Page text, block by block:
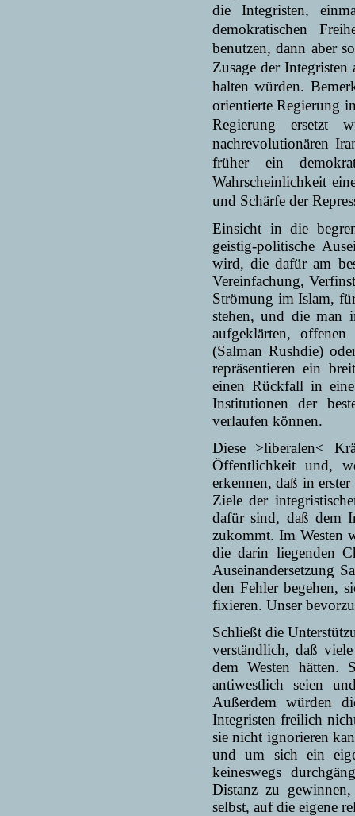
die Integristen,
demokratischen
benutzen, dann aber
Zusage der
halten würden.
orientierte Regierung
Regierung ersetzt
nachrevolutionären
früher ein
Wahrscheinlichkeit
und Schärfe der
Einsicht in die
geistig-politische
wird, die dafür am
Vereinfachung,
Strömung im Islam,
stehen, und die man
aufgeklärten,
(Salman Rushdie)
repräsentieren ein
einen Rückfall in
Institutionen der
verlaufen können.
Diese >liberalen<
Öffentlichkeit und,
erkennen, daß in
Ziele der
dafür sind, daß dem
zukommt. Im Westen
die darin liegenden
Auseinandersetzung
den Fehler begehen,
fixieren. Unser
Schließt die
verständlich, daß
dem Westen hätten.
antiwestlich seien
Außerdem würden
Integristen freilich
sie nicht ignorieren
und um sich ein
keineswegs
Distanz zu
selbst, auf die eigene